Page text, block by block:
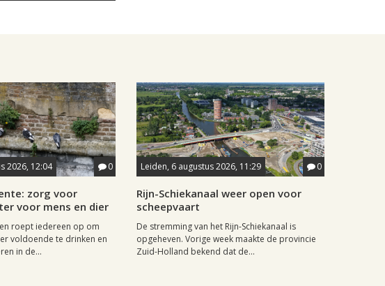
2026, 12:04 0
zorg voor
voor mens en dier
roept iedereen op om
voldoende te drinken en
in de...
Leiden, 6 augustus 2026, 11:29 0
Rijn-Schiekanaal weer open voor
scheepvaart
De stremming van het Rijn-Schiekanaal is
opgeheven. Vorige week maakte de provincie
Zuid-Holland bekend dat de...